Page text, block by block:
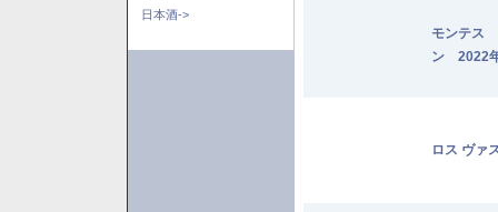
日本酒->
モンテス
ン 2022
ロス ヴァ